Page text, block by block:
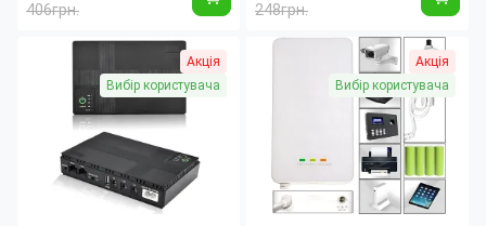
406грн.
Страна производитель:Китай
248грн.
Страна производитель:Китай
Акція
Вибір користувача
Акція
Вибір користувача